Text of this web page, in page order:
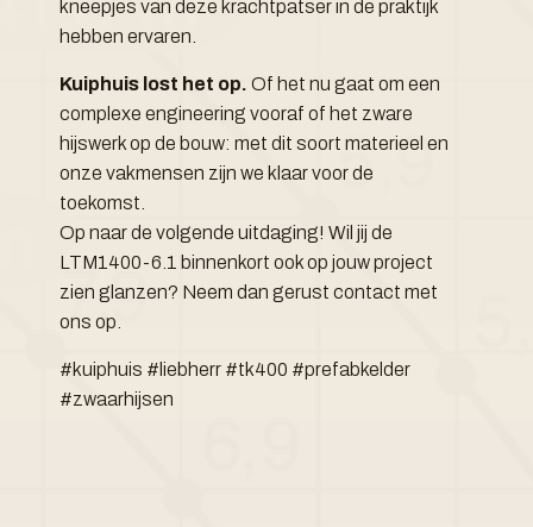
kneepjes van deze krachtpatser in de praktijk
hebben ervaren.
Kuiphuis lost het op. Of het nu gaat om een
complexe engineering vooraf of het zware
hijswerk op de bouw: met dit soort materieel en
onze vakmensen zijn we klaar voor de
toekomst.
Op naar de volgende uitdaging! Wil jij de
LTM1400-6.1 binnenkort ook op jouw project
zien glanzen? Neem dan gerust contact met
ons op.
#kuiphuis #liebherr #tk400 #prefabkelder
#zwaarhijsen